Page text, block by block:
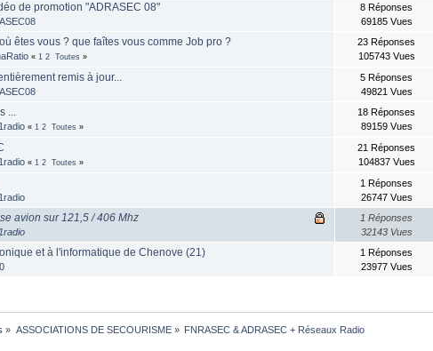
de promotion "ADRASEC 08"
8 Réponses
69185 Vues
êtes vous ? que faîtes vous comme Job pro ?
«1 2 Toutes »
23 Réponses
105743 Vues
remis à jour...
5 Réponses
49821 Vues
...
«1 2 Toutes »
18 Réponses
89159 Vues
«1 2 Toutes »
21 Réponses
104837 Vues
1 Réponses
26747 Vues
avion sur 121,5 / 406 Mhz
1 Réponses
32143 Vues
et à l'informatique de Chenove (21)
1 Réponses
23977 Vues
» ASSOCIATIONS DE SECOURISME» FNRASEC & ADRASEC + Réseaux Radio